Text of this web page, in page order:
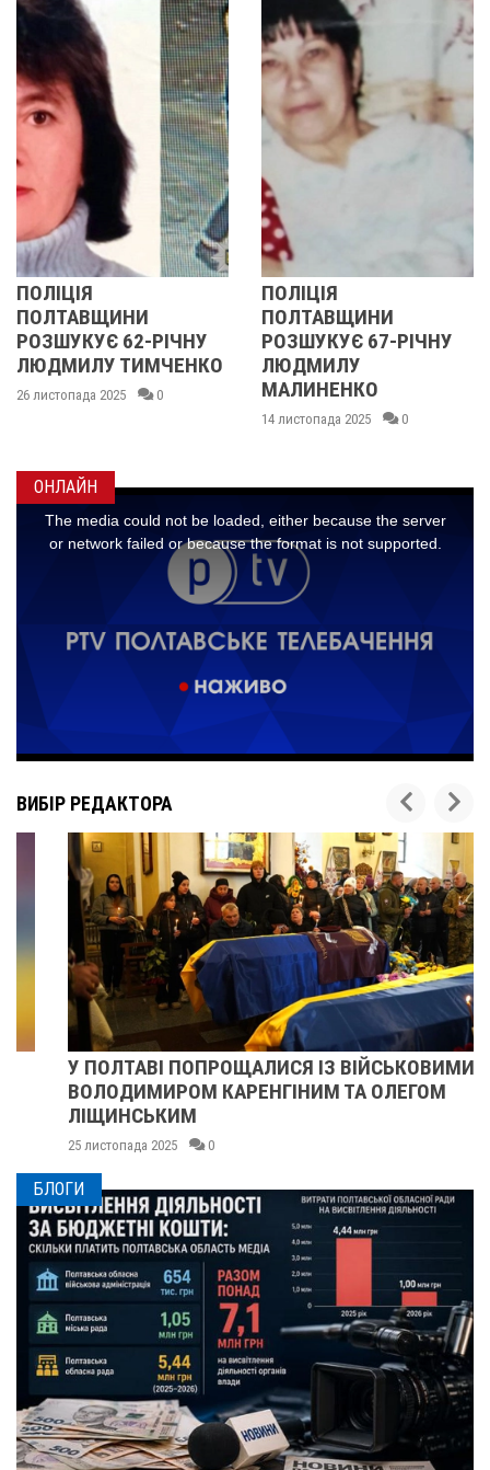
62-РІЧНУ
ТИМЧЕНКО
2025 0
ПОЛІЦІЯ
ПОЛТАВЩИНИ
РОЗШУКУЄ 67-РІЧНУ
ЛЮДМИЛУ
МАЛИНЕНКО
14 листопада 2025 0
ОНЛАЙН
ВИБІР РЕДАКТОРА
У ПОЛТАВІ ПОПРОЩАЛИСЯ ІЗ ВІЙСЬКОВИМИ
ВОЛОДИМИРОМ КАРЕНГІНИМ ТА ОЛЕГОМ
ЛІЩИНСЬКИМ
25 листопада 2025 0
БЛОГИ